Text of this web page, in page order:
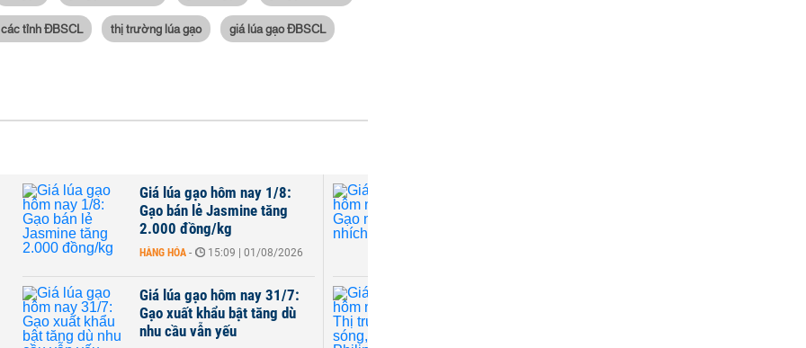
tỉnh ĐBSCL thị trường lúa gạo giá lúa gạo ĐBSCL
Giá lúa gạo hôm nay 1/8:
Gạo bán lẻ Jasmine tăng
2.000 đồng/kg
HÀNG HÓA - 15:09 | 01/08/2026
Giá lúa gạo hôm nay 31/7:
Gạo xuất khẩu bật tăng dù
nhu cầu vẫn yếu